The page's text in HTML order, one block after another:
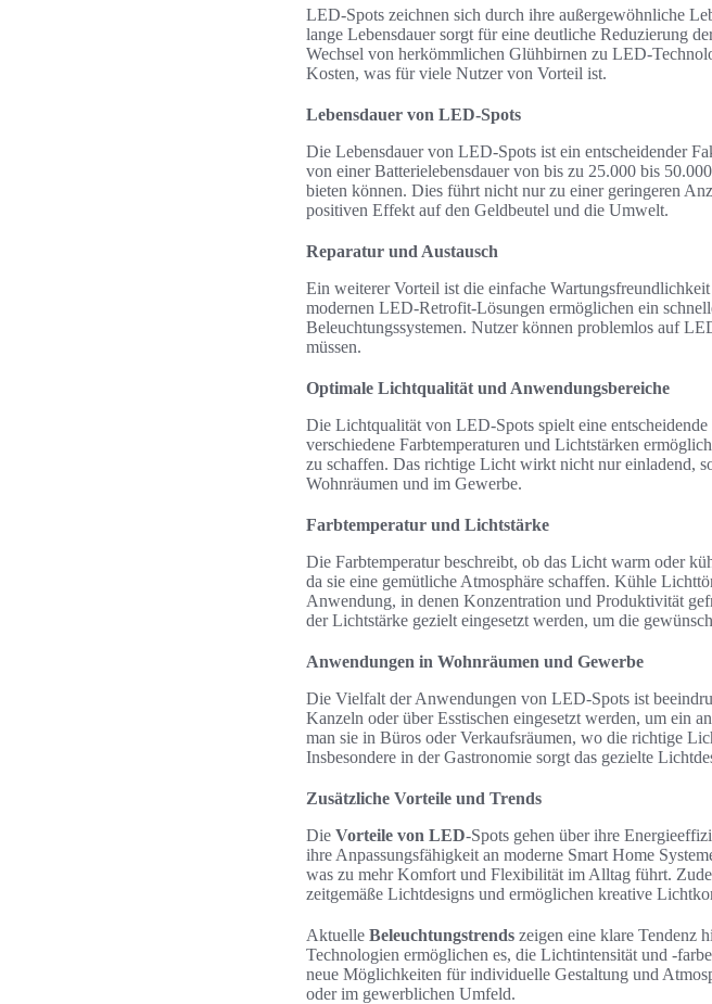
LED-Spots zeichnen sich durch ihre außergewöhnliche
lange Lebensdauer sorgt für eine deutliche Reduzierung
Wechsel von herkömmlichen Glühbirnen zu LED-
Kosten, was für viele Nutzer von Vorteil ist.
Lebensdauer von LED-Spots
Die Lebensdauer von LED-Spots ist ein entscheidender
von einer Batterielebensdauer von bis zu 25.000 bis
bieten können. Dies führt nicht nur zu einer geringeren
positiven Effekt auf den Geldbeutel und die Umwelt.
Reparatur und Austausch
Ein weiterer Vorteil ist die einfache
modernen LED-Retrofit-Lösungen ermöglichen ein
Beleuchtungssystemen. Nutzer können problemlos auf
müssen.
Optimale Lichtqualität und Anwendungsbereiche
Die Lichtqualität von LED-Spots spielt eine
verschiedene Farbtemperaturen und Lichtstärken
zu schaffen. Das richtige Licht wirkt nicht nur einladend,
Wohnräumen und im Gewerbe.
Farbtemperatur und Lichtstärke
Die Farbtemperatur beschreibt, ob das Licht warm oder
da sie eine gemütliche Atmosphäre schaffen. Kühle
Anwendung, in denen Konzentration und Produktivität
der Lichtstärke gezielt eingesetzt werden, um die
Anwendungen in Wohnräumen und Gewerbe
Die Vielfalt der Anwendungen von LED-Spots ist
Kanzeln oder über Esstischen eingesetzt werden, um ein
man sie in Büros oder Verkaufsräumen, wo die richtige
Insbesondere in der Gastronomie sorgt das gezielte
Zusätzliche Vorteile und Trends
Die Vorteile von LED-Spots gehen über ihre
ihre Anpassungsfähigkeit an moderne Smart Home
was zu mehr Komfort und Flexibilität im Alltag führt.
zeitgemäße Lichtdesigns und ermöglichen kreative
Aktuelle Beleuchtungstrends zeigen eine klare Tendenz
Technologien ermöglichen es, die Lichtintensität und -
neue Möglichkeiten für individuelle Gestaltung und
oder im gewerblichen Umfeld.